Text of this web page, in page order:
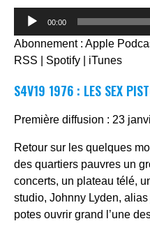
Lecteur
00:00
Abonnement : Apple
RSS
Spotify iTunes
S4V19 1976 : LES SEX
Première diffusion : 23
Retour sur les quelques
des quartiers pauvres un
concerts, un plateau télé,
studio, Johnny Lyden,
potes ouvrir grand l’une